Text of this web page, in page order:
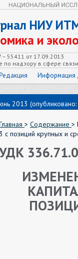
НИУ
и
55411 от 17.09.2013
надзору в сфере
Информация
2013
> Содержание >
3 с позиций крупных и